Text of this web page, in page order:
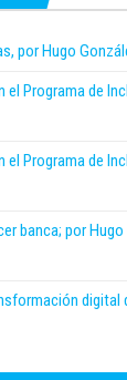
por Hugo
Programa de
Programa de
banca; por Hugo
digital